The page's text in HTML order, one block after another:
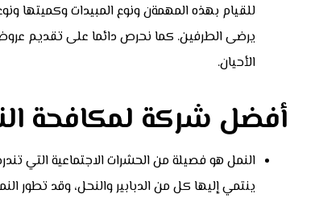
للقيام بهذه المهمةن ونوع المبيدات وكميتها
يرضى الطرفين. كما نحرص دائما على تقديم
الأحيان.
أفضل شركة لمكافحة
النمل هو فصيلة من الحشرات الاجتماعية التي